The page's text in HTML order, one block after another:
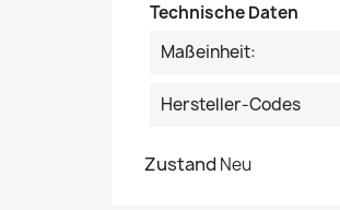
Technische Daten
Maßeinheit:
Hersteller-Codes
Zustand Neu